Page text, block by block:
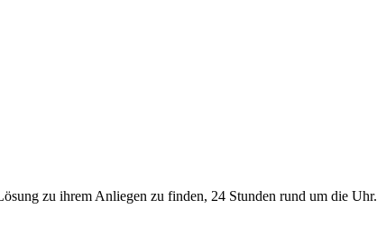
zu ihrem Anliegen zu finden, 24 Stunden rund um die Uhr.